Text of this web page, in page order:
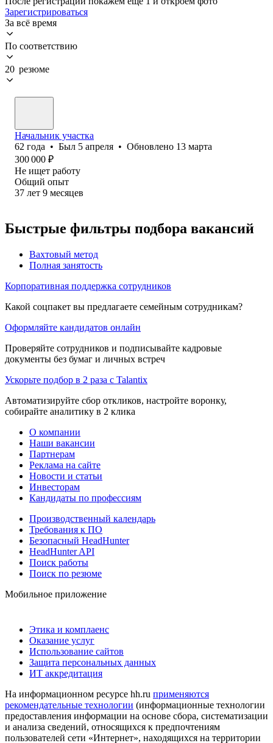
Зарегистрироваться
За всё время
По соответствию
20 резюме
Начальник участка
62 года • Был 5 апреля • Обновлено 13 марта
300 000 ₽
Не ищет работу
Общий опыт
37 лет 9 месяцев
Быстрые фильтры подбора вакансий
Вахтовый метод
Полная занятость
Корпоративная поддержка сотрудников
Какой соцпакет вы предлагаете семейным сотрудникам?
Оформляйте кандидатов онлайн
Проверяйте сотрудников и подписывайте кадровые
документы без бумаг и личных встреч
Ускорьте подбор в 2 раза с Talantix
Автоматизируйте сбор откликов, настройте воронку,
собирайте аналитику в 2 клика
О компании
Наши вакансии
Партнерам
Реклама на сайте
Новости и статьи
Инвесторам
Кандидаты по профессиям
Производственный календарь
Требования к ПО
Безопасный HeadHunter
HeadHunter API
Поиск работы
Поиск по резюме
Мобильное приложение
Этика и комплаенс
Оказание услуг
Использование сайтов
Защита персональных данных
ИТ аккредитация
На информационном ресурсе hh.ru применяются
рекомендательные технологии (информационные технологии
предоставления информации на основе сбора, систематизации
и анализа сведений, относящихся к предпочтениям
пользователей сети «Интернет», находящихся на территории